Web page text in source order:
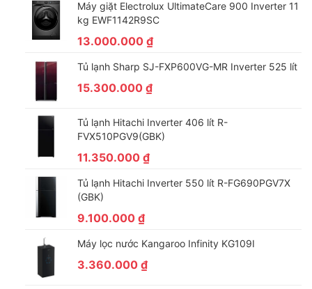
Máy giặt Electrolux UltimateCare 900 Inverter 11
kg EWF1142R9SC
13.000.000 ₫
Tủ lạnh Sharp SJ-FXP600VG-MR Inverter 525 lít
15.300.000 ₫
Tủ lạnh Hitachi Inverter 406 lít R-
FVX510PGV9(GBK)
11.350.000 ₫
Tủ lạnh Hitachi Inverter 550 lít R-FG690PGV7X
(GBK)
9.100.000 ₫
Máy lọc nước Kangaroo Infinity KG109I
3.360.000 ₫